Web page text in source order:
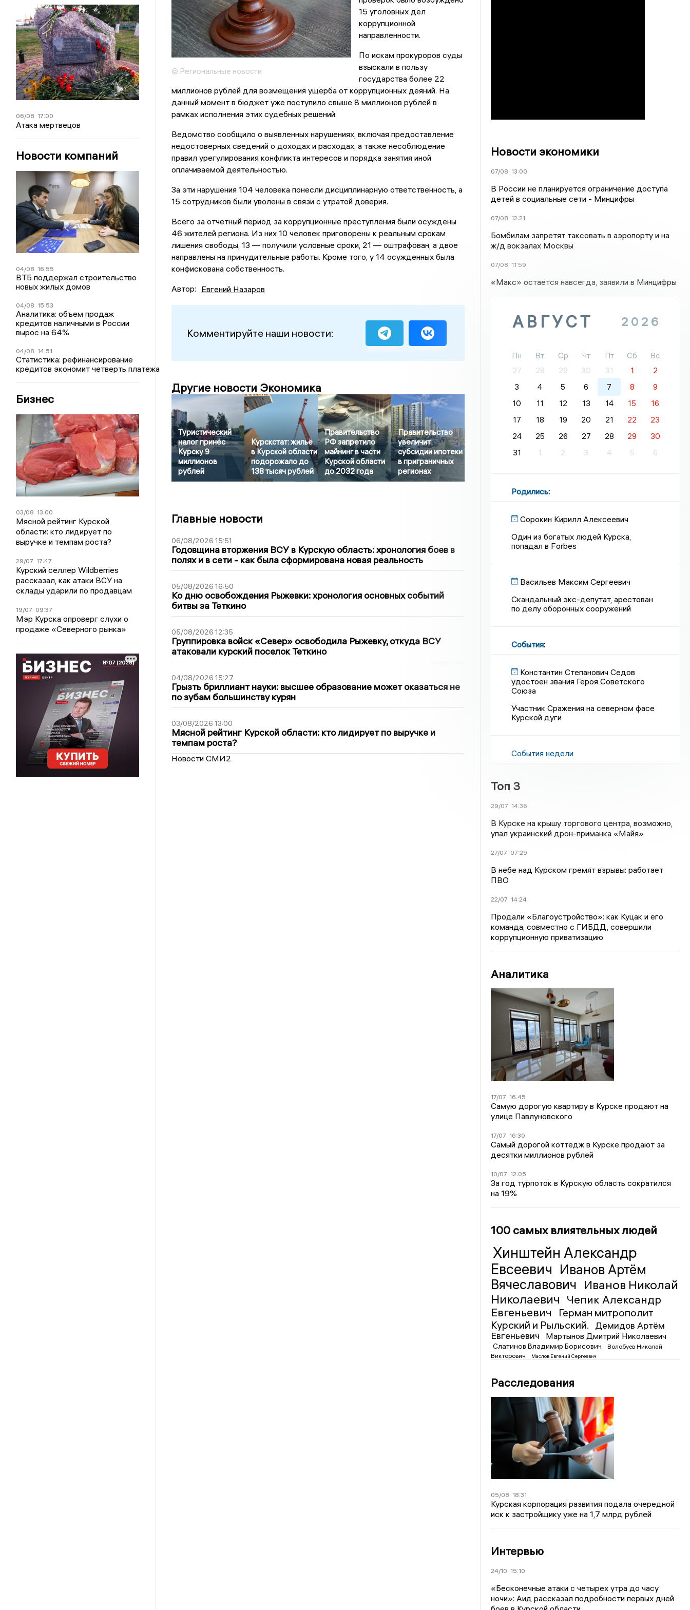
06/08 17:00
Атака мертвецов
Новости компаний
04/08 16:55
ВТБ поддержал строительство
новых жилых домов
04/08 15:53
Аналитика: объем продаж
кредитов наличными в России
вырос на 64%
04/08 14:51
Статистика: рефинансирование
кредитов экономит четверть платежа
Бизнес
03/08 13:00
Мясной рейтинг Курской
области: кто лидирует по
выручке и темпам роста?
29/07 17:47
Курский селлер Wildberries
рассказал, как атаки ВСУ на
склады ударили по продавцам
19/07 09:37
Мэр Курска опроверг слухи о
продаже «Северного рынка»
© Региональные новости
15 уголовных дел
коррупционной
направленности.
По искам прокуроров суды
взыскали в пользу
государства более 22
миллионов рублей для возмещения ущерба от коррупционных деяний. На
данный момент в бюджет уже поступило свыше 8 миллионов рублей в
рамках исполнения этих судебных решений.
Ведомство сообщило о выявленных нарушениях, включая предоставление
недостоверных сведений о доходах и расходах, а также несоблюдение
правил урегулирования конфликта интересов и порядка занятия иной
оплачиваемой деятельностью.
За эти нарушения 104 человека понесли дисциплинарную ответственность, а
15 сотрудников были уволены в связи с утратой доверия.
Всего за отчетный период за коррупционные преступления были осуждены
46 жителей региона. Из них 10 человек приговорены к реальным срокам
лишения свободы, 13 — получили условные сроки, 21 — оштрафован, а двое
направлены на принудительные работы. Кроме того, у 14 осужденных была
конфискована собственность.
Автор: Евгений Назаров
Комментируйте наши новости:
Другие новости Экономика
Туристический
налог принёс
Курску 9
миллионов
рублей
Курскстат: жильё
в Курской области
подорожало до
138 тысяч рублей
Правительство
РФ запретило
майнинг в части
Курской области
до 2032 года
Правительство
увеличит
субсидии ипотеки
в приграничных
регионах
Главные новости
06/08/2026 15:51
Годовщина вторжения ВСУ в Курскую область: хронология боев в
полях и в сети - как была сформирована новая реальность
05/08/2026 16:50
Ко дню освобождения Рыжевки: хронология основных событий
битвы за Теткино
05/08/2026 12:35
Группировка войск «Север» освободила Рыжевку, откуда ВСУ
атаковали курский поселок Теткино
04/08/2026 15:27
Грызть бриллиант науки: высшее образование может оказаться не
по зубам большинству курян
03/08/2026 13:00
Мясной рейтинг Курской области: кто лидирует по выручке и
темпам роста?
Новости СМИ2
Новости экономики
07/08 13:00
В России не планируется ограничение доступа
детей в социальные сети - Минцифры
07/08 12:21
Бомбилам запретят таксовать в аэропорту и на
ж/д вокзалах Москвы
07/08 11:59
«Макс» остается навсегда, заявили в Минцифры
АВГУСТ 2026
Пн Вт Ср Чт Пт Сб
Вс
27
28 29 30 31 1
2
3
4 5 6 7 8
9
10
11 12 13 14 15
16
17
18 19 20 21 22
23
24
25 26 27 28 29
30
31
1 2 3 4 5 6
Родились:
Сорокин Кирилл Алексеевич
Один из богатых людей Курска,
попадал в Forbes
Васильев Максим Сергеевич
Скандальный экс-депутат, арестован
по делу оборонных сооружений
События:
Константин Степанович Седов
удостоен звания Героя Советского
Союза
Участник Сражения на северном фасе
Курской дуги
События недели
Топ 3
29/07 14:36
В Курске на крышу торгового центра, возможно,
упал украинский дрон-приманка «Майя»
27/07 07:29
В небе над Курском гремят взрывы: работает
ПВО
22/07 14:24
Продали «Благоустройство»: как Куцак и его
команда, совместно с ГИБДД, совершили
коррупционную приватизацию
Аналитика
17/07 16:45
Самую дорогую квартиру в Курске продают на
улице Павлуновского
17/07 16:30
Самый дорогой коттедж в Курске продают за
десятки миллионов рублей
10/07 12:05
За год турпоток в Курскую область сократился
на 19%
100 самых влиятельных людей
Хинштейн Александр
Евсеевич Иванов Артём
Вячеславович Иванов Николай
Николаевич Чепик Александр
Евгеньевич
Герман митрополит
Курский и Рыльский.
Демидов Артём
Евгеньевич
Мартынов Дмитрий Николаевич
Слатинов Владимир Борисович
Волобуев Николай
Викторович
Маслов Евгений Сергеевич
Расследования
05/08 18:31
Курская корпорация развития подала очередной
иск к застройщику уже на 1,7 млрд рублей
Интервью
24/10 15:10
«Бесконечные атаки с четырех утра до часу
ночи»: Аид рассказал подробности первых дней